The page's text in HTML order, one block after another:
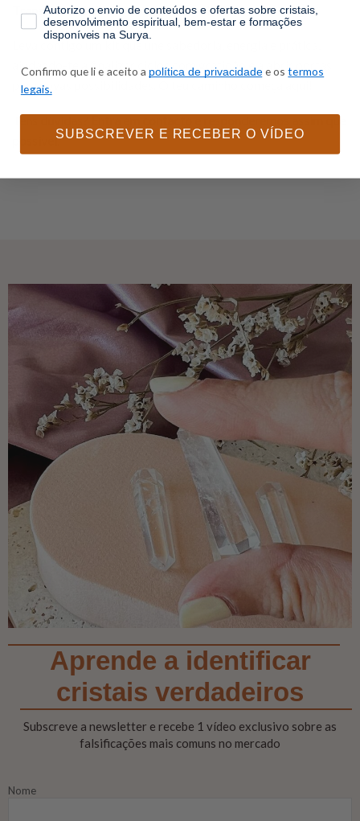
Transforma 2025 no ano da tua evolução.
Leva contigo um kit que une sabedoria, energia e prática,
ajudando-te a finalizar ciclos com gratidão e a abrir portas
para novas possibilidades. O teu caminho começa aqui!
Tens dúvidas?
e responderemos assim que
possível.
Aprende a identificar
cristais verdadeiros
Subscreve a newsletter e recebe 1 vídeo exclusivo sobre as
falsificações mais comuns no mercado
Nome
consentimento
Autorizo o envio de conteúdos e ofertas sobre cristais,
desenvolvimento espiritual, bem-estar e formações
disponíveis na Surya.
Confirmo que li e aceito a política de privacidade e ostermos
legais.
SUBSCREVER E RECEBER O VÍDEO